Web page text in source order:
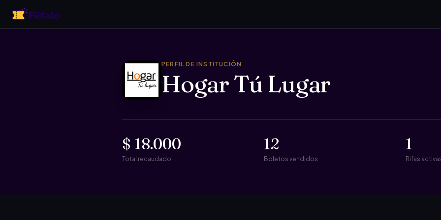
PERFIL DE INSTITUCIÓN
Hogar Tú Lugar
$ 18.000
Total recaudado
12
Boletos vendidos
1
Rifas